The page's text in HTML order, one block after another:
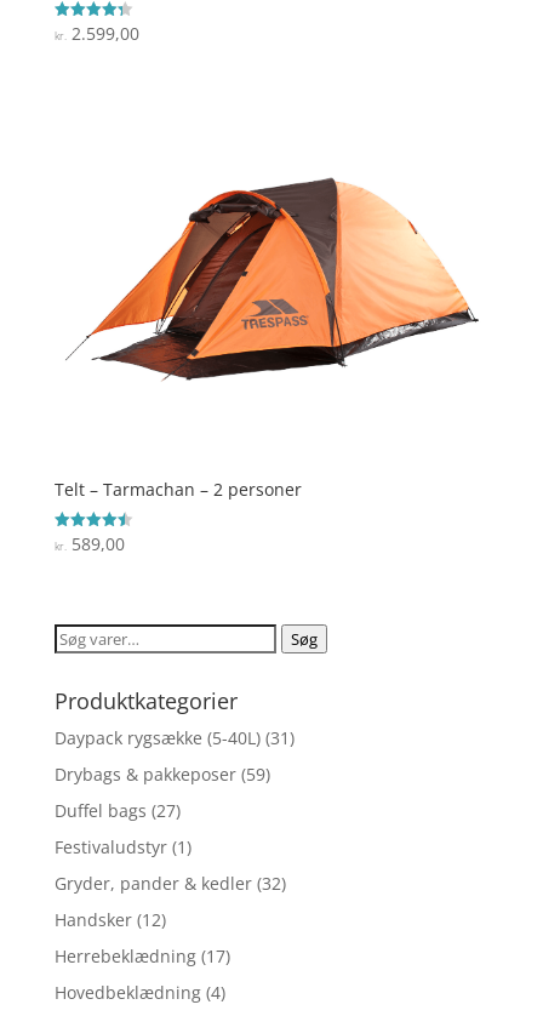
Vurderet
4.3
kr.2.599,00
Telt – Tarmachan – 2 personer
Vurderet
4.5
kr.589,00
Søg
Søg
Produktkategorier
Daypack rygsække (5-40L) (31)
Drybags & pakkeposer (59)
Duffel bags (27)
Festivaludstyr (1)
Gryder, pander & kedler (32)
Handsker (12)
Herrebeklædning (17)
Hovedbeklædning (4)